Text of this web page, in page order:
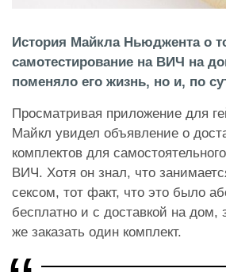
История Майкла Ньюджента о
самотестирование на ВИЧ на
поменяло его жизнь, но и, по
Просматривая приложение для
Майкл увидел объявление о
комплектов для
ВИЧ. Хотя он знал, что
сексом, тот факт, что это было
бесплатно и с доставкой на дом,
же заказать один комплект.